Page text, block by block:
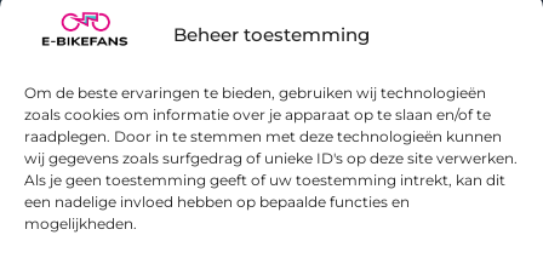
Beheer toestemming
Om de beste ervaringen te bieden, gebruiken wij technologieën
zoals cookies om informatie over je apparaat op te slaan en/of te
raadplegen. Door in te stemmen met deze technologieën kunnen
wij gegevens zoals surfgedrag of unieke ID's op deze site verwerken.
Als je geen toestemming geeft of uw toestemming intrekt, kan dit
een nadelige invloed hebben op bepaalde functies en
mogelijkheden.
Informativa sulla privacy
Politica sui cookie
© 2020-2026 E-bikefans. Tutti i diritti riservati.
Parte diBright Idiots